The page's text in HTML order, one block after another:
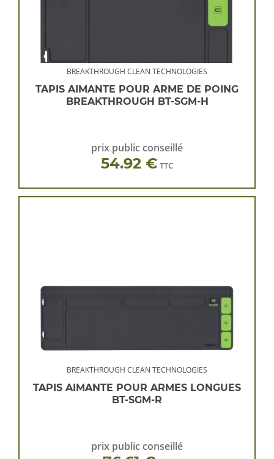
BREAKTHROUGH CLEAN TECHNOLOGIES
TAPIS AIMANTE POUR ARME DE POING
BREAKTHROUGH BT-SGM-H
prix public conseillé
54.92 € TTC
BREAKTHROUGH CLEAN TECHNOLOGIES
TAPIS AIMANTE POUR ARMES LONGUES
BT-SGM-R
prix public conseillé